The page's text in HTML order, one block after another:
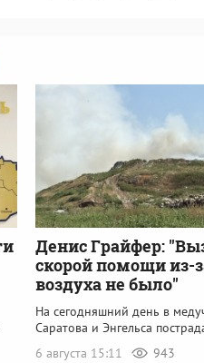
Денис Грайфер:
скорой помощи из-
воздуха не было"
На сегодняшний день в
Саратова и Энгельса
6 августа 15:11
943